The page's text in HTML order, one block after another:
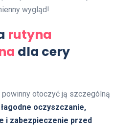
wygląd!
rutyna
dla cery
otoczyć ją szczególną
oczyszczanie,
i zabezpieczenie przed